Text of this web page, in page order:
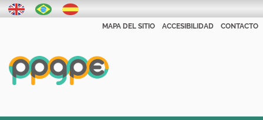
MAPA DEL SITIO ACCESIBILIDAD CONTACTO